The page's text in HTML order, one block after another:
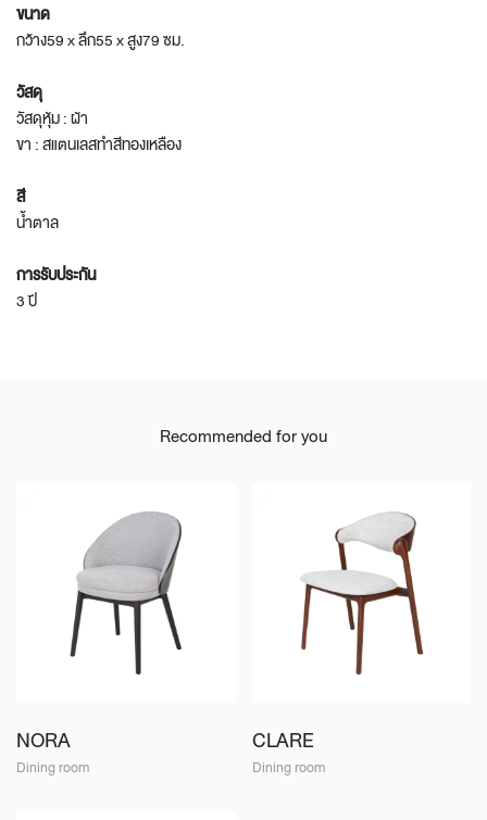
ขนาด
กว้าง59 x ลึก55 x สูง79 ซม.
วัสดุ
วัสดุหุ้ม : ผ้า
ขา : สแตนเลสทำสีทองเหลือง
สี
น้ำตาล
การรับประกัน
3 ปี
Recommended for you
NORA
Dining room
CLARE
Dining room